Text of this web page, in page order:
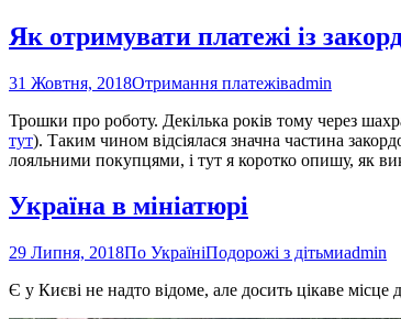
кемпері
Як отримувати платежі із
31 Жовтня, 2018Отримання платежівadmin
Трошки про роботу. Декілька років тому через
тут). Таким чином відсіялася значна частина
лояльними покупцями, і тут я коротко опишу, як
Україна в мініатюрі
29 Липня, 2018По УкраїніПодорожі з дітьмиadmin
Є у Києві не надто відоме, але досить цікаве